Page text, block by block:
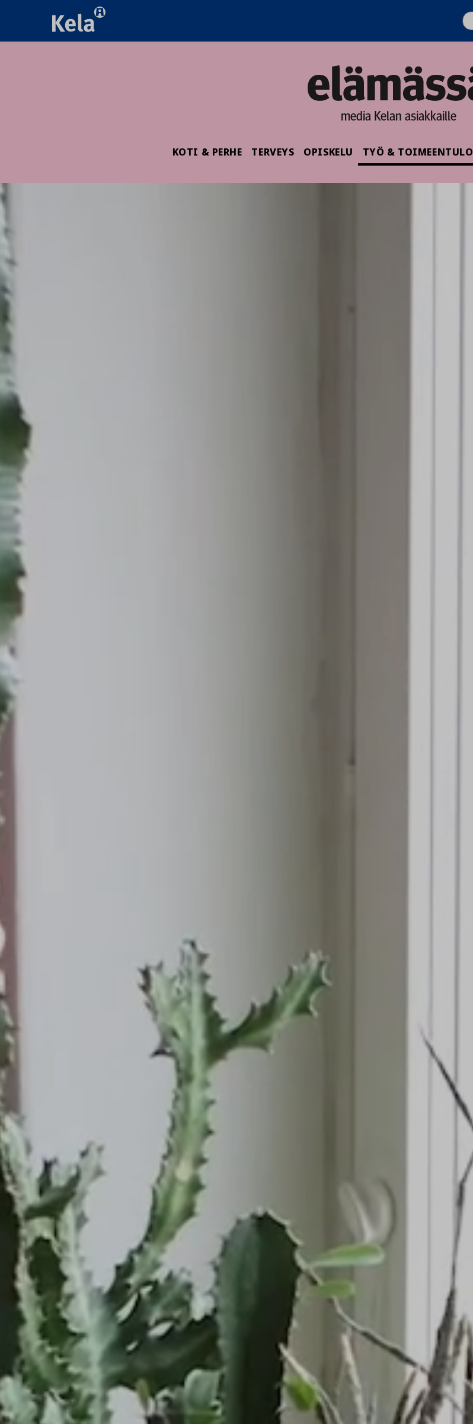
media Kelan asiakkaille
KOTI & PERHE TERVEYS OPISKELU TYÖ & TOIMEENTULO